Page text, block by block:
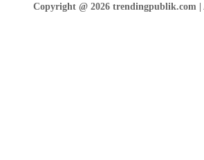
Copyright @ 2026 trendingpublik.com |